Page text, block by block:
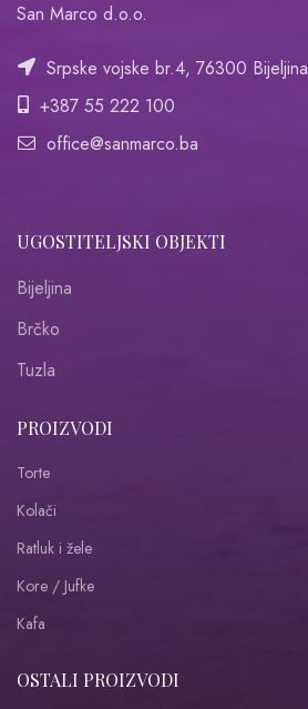
San Marco d.o.o.
Srpske vojske br.4, 76300 Bijeljina
+387 55 222 100
office@sanmarco.ba
UGOSTITELJSKI OBJEKTI
Bijeljina
Brčko
Tuzla
PROIZVODI
Torte
Kolači
Ratluk i žele
Kore / Jufke
Kafa
OSTALI PROIZVODI